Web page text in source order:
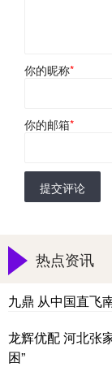
你的昵称*
你的邮箱*
提交评论
热点资讯
九鼎 从中国直飞
龙辉优配 河北张
困”